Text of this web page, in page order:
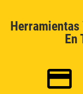
Herramientas
En